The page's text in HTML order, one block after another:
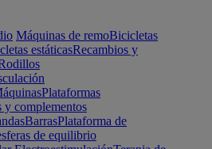
Máquinas de remoBicicletas
estáticasRecambios y
Plataformas
y complementos
BarrasPlataforma de
de equilibrio